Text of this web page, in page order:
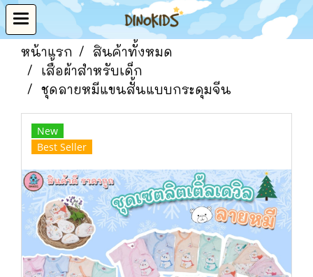
หน้าแรก
สินค้าทั้งหมด
เสื้อผ้าสำหรับเด็ก
ชุดลายหมีแขนสั้นแบบกระดุมจีน
New
Best Seller